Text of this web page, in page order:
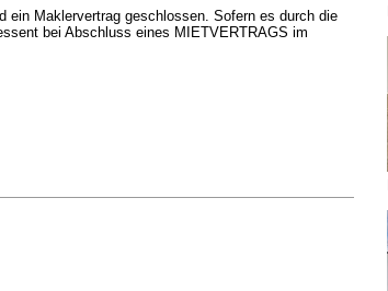
ein Maklervertrag geschlossen. Sofern es durch die
bei Abschluss eines MIETVERTRAGS im